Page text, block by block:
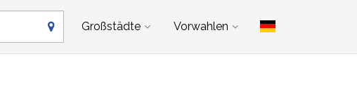
Großstädte Vorwahlen